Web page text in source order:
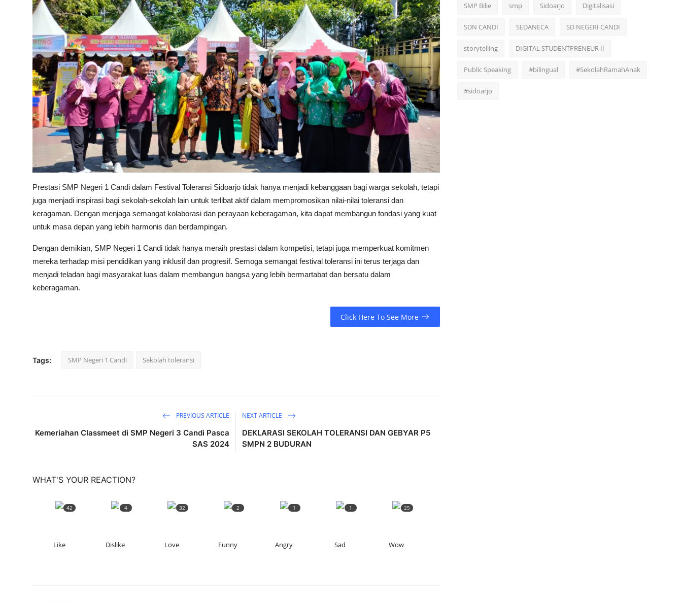
Prestasi SMP Negeri 1 Candi dalam Festival Toleransi Sidoarjo tidak hanya menjadi kebanggaan bagi warga sekolah, tetapi
juga menjadi inspirasi bagi sekolah-sekolah lain untuk terlibat aktif dalam mempromosikan nilai-nilai toleransi dan
keragaman. Dengan menjaga semangat kolaborasi dan perayaan keberagaman, kita dapat membangun fondasi yang kuat
untuk masa depan yang lebih harmonis dan berdampingan.
Dengan demikian, SMP Negeri 1 Candi tidak hanya meraih prestasi dalam kompetisi, tetapi juga memperkuat komitmen
mereka terhadap misi pendidikan yang inklusif dan progresif. Semoga semangat festival toleransi ini terus terjaga dan
menjadi teladan bagi masyarakat luas dalam membangun bangsa yang lebih bermartabat dan bersatu dalam
keberagaman.
Click Here To See More
Tags: SMP Negeri 1 Candi Sekolah toleransi
PREVIOUS ARTICLE
Kemeriahan Classmeet di SMP Negeri 3 Candi Pasca
SAS 2024
NEXT ARTICLE
DEKLARASI SEKOLAH TOLERANSI DAN GEBYAR P5
SMPN 2 BUDURAN
WHAT'S YOUR REACTION?
42
Like
4
Dislike
32
Love
2
Funny
1
Angry
1
Sad
25
Wow
SMP Bilie smp Sidoarjo Digitalisasi
SDN CANDI SEDANECA SD NEGERI CANDI
storytelling DIGITAL STUDENTPRENEUR II
Public Speaking #bilingual #SekolahRamahAnak
#sidoarjo